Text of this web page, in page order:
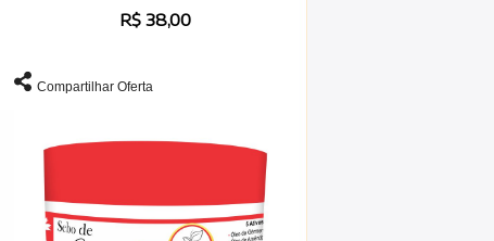
R$ 38,00
Compartilhar Oferta